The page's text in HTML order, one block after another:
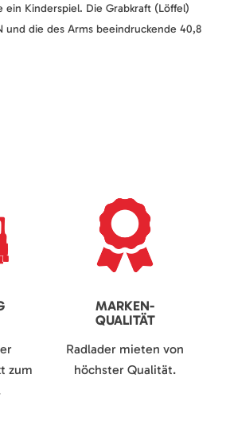
ein Kinderspiel. Die Grabkraft (Löffel)
und die des Arms beeindruckende 40,8
zum
MARKEN-
QUALITÄT
Radlader mieten von
höchster Qualität.